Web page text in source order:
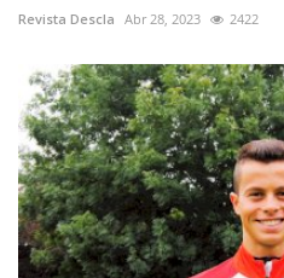
Revista Descla Abr 28, 2023 2422